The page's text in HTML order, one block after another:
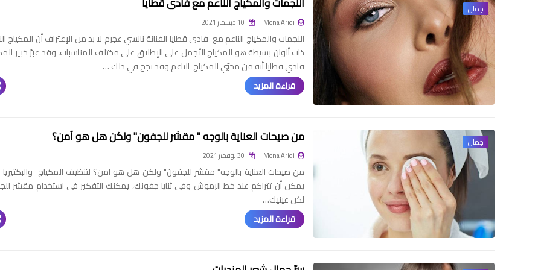
جمال
Mona Aridi
النجمات والمكياج الناعم مع فادي قطايا الفنانة نانسي عجرم لا بد من الإعتراف أن المكياج
ذات ألوان بسيطة هو المكياج الأجمل على الإطلاق على مختلف المناسبات، وقد عبرّ خبير
فادي قطايا أنه من محبّي المكياج الناعم وقد نجح في ذلك …
قراءة المزيد
جمال من صيحات العناية بالوجه " مقشر للجفون" ولكن هل هو آمن؟
Mona Aridi
من صيحات العناية بالوجه" مقشر للجفون" ولكن هل هو آمن؟ لتنظيف المكياج والبكتيريا
يمكن أن تتراكم عند خط الرموش وفي ثنايا جفونك، يمكنك التفكير في استخدام مقشر
لكن عينيك…
قراءة المزيد